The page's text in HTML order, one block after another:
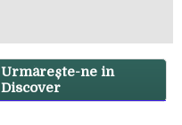
Urmărește-ne in
Discover